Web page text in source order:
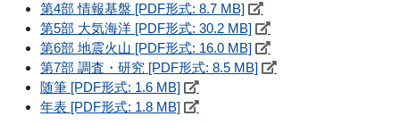
第4部 情報基盤 [PDF形式: 8.7 MB]
第5部 大気海洋 [PDF形式: 30.2 MB]
第6部 地震火山 [PDF形式: 16.0 MB]
第7部 調査・研究 [PDF形式: 8.5 MB]
随筆 [PDF形式: 1.6 MB]
年表 [PDF形式: 1.8 MB]